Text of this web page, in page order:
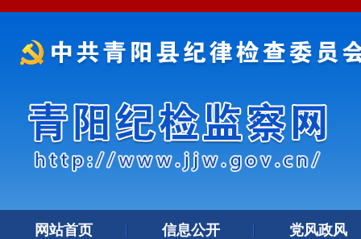
网站首页 信息公开 党风政风